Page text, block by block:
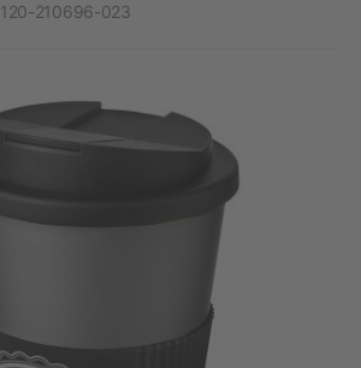
120-210696-023